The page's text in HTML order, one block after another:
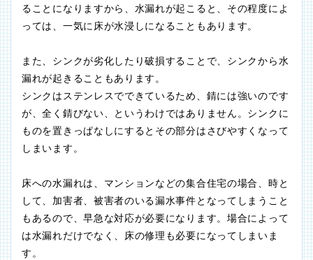
ることになりますから、水漏れが起こると、その程度によ
っては、一気に床が水浸しになることもあります。
また、シンクが劣化したり破損することで、シンクから水
漏れが起きることもあります。
シンクはステンレスでできているため、錆には強いのです
が、全く錆びない、というわけではありません。シンクに
ものを置きっぱなしにするとその部分はさびやすくなって
しまいます。
床への水漏れは、マンションなどの集合住宅の場合、時と
して、加害者、被害者のいる漏水事件となってしまうこと
もあるので、早急な対応が必要になります。場合によって
は水漏れだけでなく、床の修理も必要になってしまいま
す。